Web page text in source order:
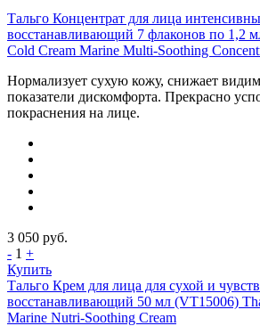
Тальго Концентрат для лица
восстанавливающий 7 флаконов по 1,2
Cold Cream Marine Multi-Soothing
Нормализует сухую кожу, снижает
показатели дискомфорта. Прекрасно
покраснения на лице.
3 050 руб.
- 1 +
Купить
Тальго Крем для лица для сухой и
восстанавливающий 50 мл (VT15006)
Marine Nutri-Soothing Cream